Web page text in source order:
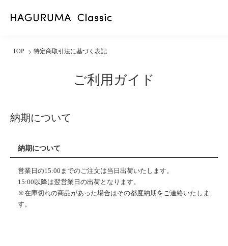
TOP 特定商取引法に基づく表記
ご利用ガイド
納期について
納期について
営業日の15:00までのご注文は当日出荷いたします。
15:00以降は翌営業日の出荷となります。
※在庫切れの商品があった場合はその都度納期をご連絡いたしま
す。